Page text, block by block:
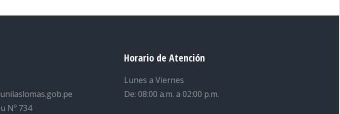
Nº 734
Horario de Atención
Lunes a Viernes
De: 08:00 a.m. a 02:00 p.m.